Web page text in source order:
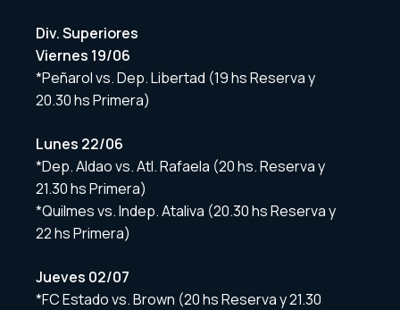
Div. Superiores
Viernes 19/06
*Peñarol vs. Dep. Libertad (19 hs Reserva y
20.30 hs Primera)
Lunes 22/06
*Dep. Aldao vs. Atl. Rafaela (20 hs. Reserva y
21.30 hs Primera)
*Quilmes vs. Indep. Ataliva (20.30 hs Reserva y
22 hs Primera)
Jueves 02/07
*FC Estado vs. Brown (20 hs Reserva y 21.30